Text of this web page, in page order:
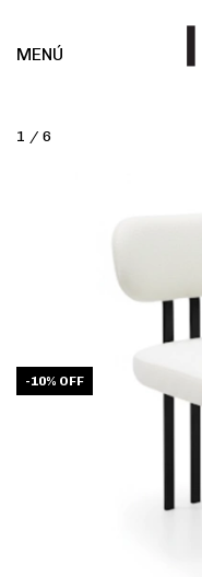
MENÚ
1 / 6
-10% OFF